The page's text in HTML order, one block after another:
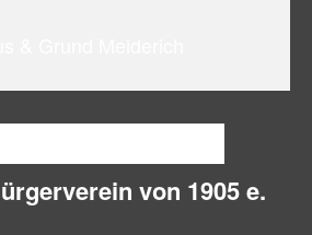
von 1905 e.